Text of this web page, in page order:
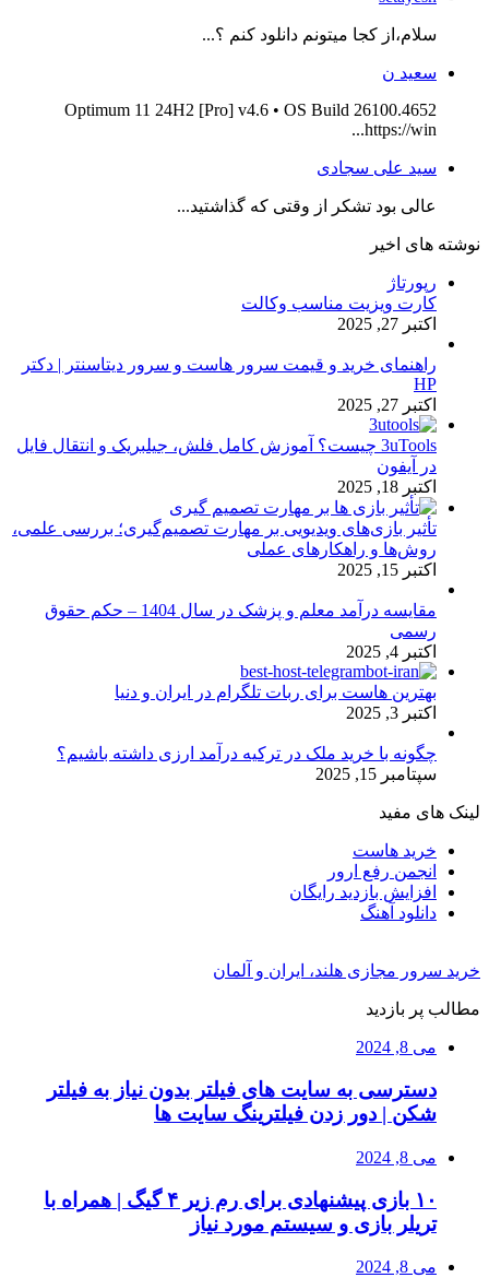
سلام،از کجا میتونم دانلود کنم ؟...
سعید ن
Optimum 11 24H2 [Pro] v4.6 • OS Build 26100.4652
https://win...
سید علی سجادی
عالی بود تشکر از وقتی که گذاشتید...
نوشته های اخیر
رپورتاژ
کارت ویزیت مناسب وکالت
اکتبر 27, 2025
راهنمای خرید و قیمت سرور هاست و سرور دیتاسنتر | دکتر
HP
اکتبر 27, 2025
3uTools چیست؟ آموزش کامل فلش، جیلبریک و انتقال فایل
در آیفون
اکتبر 18, 2025
تأثیر بازی‌های ویدیویی بر مهارت تصمیم‌گیری؛ بررسی علمی،
روش‌ها و راهکارهای عملی
اکتبر 15, 2025
مقایسه درآمد معلم و پزشک در سال 1404 – حکم حقوق
رسمی
اکتبر 4, 2025
بهترین هاست برای ربات تلگرام در ایران و دنیا
اکتبر 3, 2025
چگونه با خرید ملک در ترکیه درآمد ارزی داشته باشیم؟
سپتامبر 15, 2025
لینک های مفید
خرید هاست
انجمن رفع ارور
افزایش بازدید رایگان
دانلود آهنگ
خرید سرور مجازی هلند، ایران و آلمان
مطالب پر بازدید
می 8, 2024
دسترسی به سایت های فیلتر بدون نیاز به فیلتر
شکن | دور زدن فیلترینگ سایت ها
می 8, 2024
۱۰ بازی پیشنهادی برای رم زیر ۴ گیگ | همراه با
تریلر بازی و سیستم مورد نیاز
می 8, 2024